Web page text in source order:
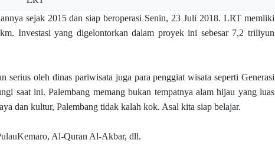
sejak 2015 dan siap beroperasi Senin, 23 Juli 2018. LRT memliki
Investasi yang digelontorkan dalam proyek ini sebesar 7,2 triliyun
serius oleh dinas pariwisata juga para penggiat wisata seperti Generasi
saat ini. Palembang memang bukan tempatnya alam hijau yang luas
dan kultur, Palembang tidak kalah kok. Asal kita siap belajar.
, Al-Quran Al-Akbar, dll.